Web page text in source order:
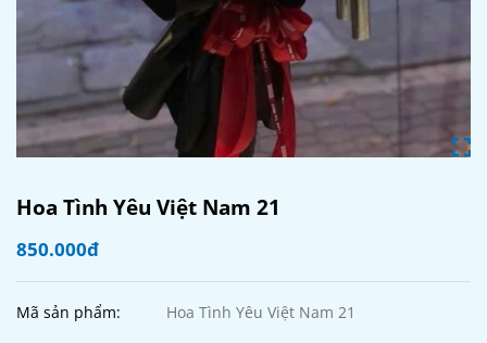
Hoa Tình Yêu Việt Nam 21
850.000đ
Mã sản phẩm: Hoa Tình Yêu Việt Nam 21